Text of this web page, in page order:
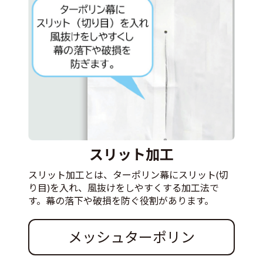
スリット加工
スリット加工とは、ターポリン幕にスリット(切
り目)を入れ、風抜けをしやすくする加工法で
す。幕の落下や破損を防ぐ役割があります。
メッシュターポリン